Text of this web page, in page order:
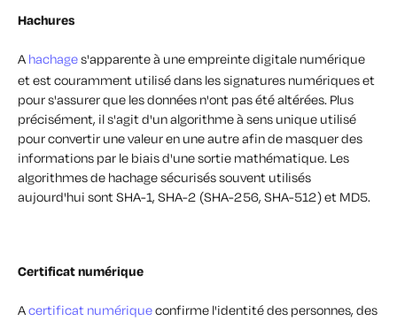
Hachures
A hachages'apparente à une empreinte digitale numérique
et est couramment utilisé dans les signatures numériques et
pour s'assurer que les données n'ont pas été altérées. Plus
précisément, il s'agit d'un algorithme à sens unique utilisé
pour convertir une valeur en une autre afin de masquer des
informations par le biais d'une sortie mathématique. Les
algorithmes de hachage sécurisés souvent utilisés
aujourd'hui sont SHA-1, SHA-2 (SHA-256, SHA-512) et MD5.
Certificat numérique
Acertificat numériqueconfirme l'identité des personnes, des